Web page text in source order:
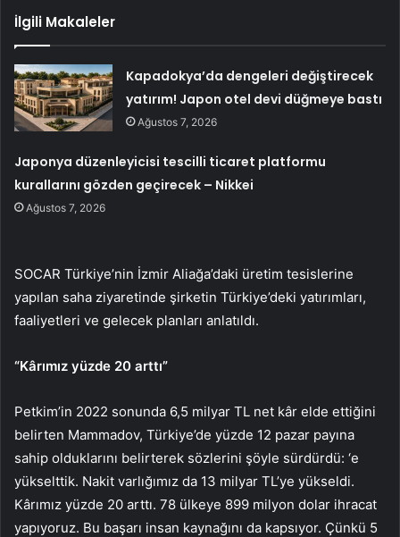
İlgili Makaleler
Kapadokya’da dengeleri değiştirecek
yatırım! Japon otel devi düğmeye bastı
Ağustos 7, 2026
Japonya düzenleyicisi tescilli ticaret platformu
kurallarını gözden geçirecek – Nikkei
Ağustos 7, 2026
SOCAR Türkiye’nin İzmir Aliağa’daki üretim tesislerine
yapılan saha ziyaretinde şirketin Türkiye’deki yatırımları,
faaliyetleri ve gelecek planları anlatıldı.
“Kârımız yüzde 20 arttı”
Petkim’in 2022 sonunda 6,5 ​​milyar TL net kâr elde ettiğini
belirten Mammadov, Türkiye’de yüzde 12 pazar payına
sahip olduklarını belirterek sözlerini şöyle sürdürdü: ‘e
yükselttik. Nakit varlığımız da 13 milyar TL’ye yükseldi.
Kârımız yüzde 20 arttı. 78 ülkeye 899 milyon dolar ihracat
yapıyoruz. Bu başarı insan kaynağını da kapsıyor. Çünkü 5